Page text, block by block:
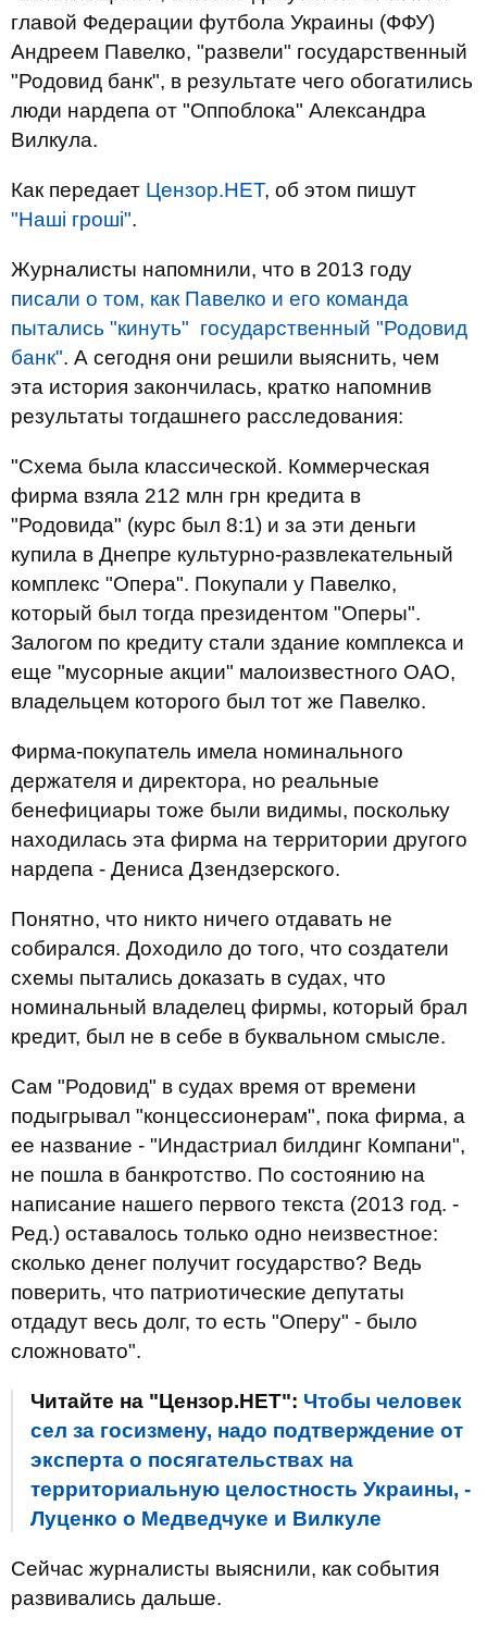
главой Федерации футбола Украины (ФФУ)
Андреем Павелко, "развели" государственный
"Родовид банк", в результате чего обогатились
люди нардепа от "Оппоблока" Александра
Вилкула.
Как передает Цензор.НЕТ, об этом пишут
"Наші гроші".
Журналисты напомнили, что в 2013 году
писали о том, как Павелко и его команда
пытались "кинуть" государственный "Родовид
банк". А сегодня они решили выяснить, чем
эта история закончилась, кратко напомнив
результаты тогдашнего расследования:
"Схема была классической. Коммерческая
фирма взяла 212 млн грн кредита в
"Родовида" (курс был 8:1) и за эти деньги
купила в Днепре культурно-развлекательный
комплекс "Опера". Покупали у Павелко,
который был тогда президентом "Оперы".
Залогом по кредиту стали здание комплекса и
еще "мусорные акции" малоизвестного ОАО,
владельцем которого был тот же Павелко.
Фирма-покупатель имела номинального
держателя и директора, но реальные
бенефициары тоже были видимы, поскольку
находилась эта фирма на территории другого
нардепа - Дениса Дзендзерского.
Понятно, что никто ничего отдавать не
собирался. Доходило до того, что создатели
схемы пытались доказать в судах, что
номинальный владелец фирмы, который брал
кредит, был не в себе в буквальном смысле.
Сам "Родовид" в судах время от времени
подыгрывал "концессионерам", пока фирма, а
ее название - "Индастриал билдинг Компани",
не пошла в банкротство. По состоянию на
написание нашего первого текста (2013 год. -
Ред.) оставалось только одно неизвестное:
сколько денег получит государство? Ведь
поверить, что патриотические депутаты
отдадут весь долг, то есть "Оперу" - было
сложновато".
Читайте на "Цензор.НЕТ": Чтобы человек
сел за госизмену, надо подтверждение от
эксперта о посягательствах на
территориальную целостность Украины, -
Луценко о Медведчуке и Вилкуле
Сейчас журналисты выяснили, как события
развивались дальше.